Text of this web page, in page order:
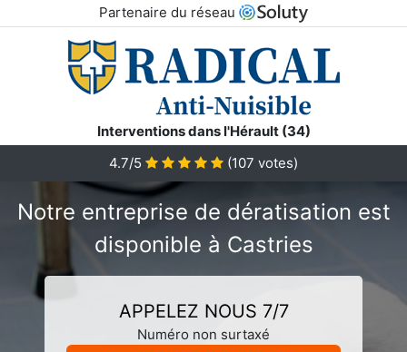
Partenaire du réseau
Interventions dans l'Hérault (34)
4.7/5
(107 votes)
Notre entreprise de dératisation est
disponible à Castries
APPELEZ NOUS 7/7
Numéro non surtaxé